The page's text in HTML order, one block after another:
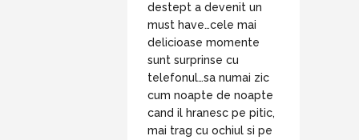
destept a devenit un
must have…cele mai
delicioase momente
sunt surprinse cu
telefonul…sa numai zic
cum noapte de noapte
cand il hranesc pe pitic,
mai trag cu ochiul si pe